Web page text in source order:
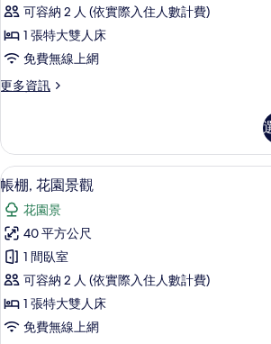
情
的
所
相
可容納 2 人 (依實際入住人數計費)
1 張特大雙人床
免費無線上網
更多資訊
更
的
詳
情
顯
示
帳
棚,
花
園
景
帳棚, 花園
7
帳棚, 花園景觀
花園景
40 平方公尺
1 間臥室
可容納 2 人 (依實際入住人數計費)
1 張特大雙人床
免費無線上網